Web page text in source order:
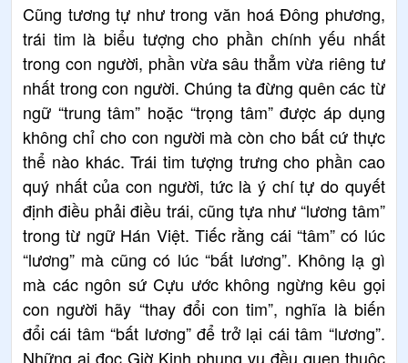
Cũng tương tự như trong văn hoá Đông phương,
trái tim là biểu tượng cho phần chính yếu nhất
trong con người, phần vừa sâu thẳm vừa riêng tư
nhất trong con người. Chúng ta đừng quên các từ
ngữ “trung tâm” hoặc “trọng tâm” được áp dụng
không chỉ cho con người mà còn cho bất cứ thực
thể nào khác. Trái tim tượng trưng cho phần cao
quý nhất của con người, tức là ý chí tự do quyết
định điều phải điều trái, cũng tựa như “lương tâm”
trong từ ngữ Hán Việt. Tiếc rằng cái “tâm” có lúc
“lương” mà cũng có lúc “bất lương”. Không lạ gì
mà các ngôn sứ Cựu ước không ngừng kêu gọi
con người hãy “thay đổi con tim”, nghĩa là biến
đổi cái tâm “bất lương” để trở lại cái tâm “lương”.
Những ai đọc Giờ Kinh phụng vụ đều quen thuộc